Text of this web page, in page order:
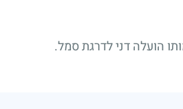
הועלה דני לדרגת סמל.